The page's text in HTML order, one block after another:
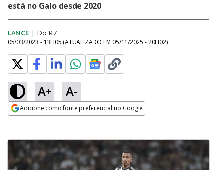
está no Galo desde 2020
LANCE | Do R7
05/03/2023 - 13H05 (ATUALIZADO EM 05/11/2025 - 20H02)
A+ A-
Adicione como fonte preferencial no Google